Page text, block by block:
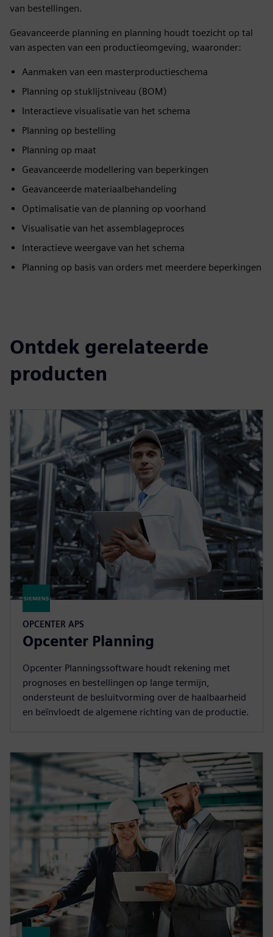
van bestellingen.
Geavanceerde planning en planning houdt toezicht op tal
van aspecten van een productieomgeving, waaronder:
Aanmaken van een masterproductieschema
Planning op stuklijstniveau (BOM)
Interactieve visualisatie van het schema
Planning op bestelling
Planning op maat
Geavanceerde modellering van beperkingen
Geavanceerde materiaalbehandeling
Optimalisatie van de planning op voorhand
Visualisatie van het assemblageproces
Interactieve weergave van het schema
Planning op basis van orders met meerdere beperkingen
Ontdek gerelateerde
producten
OPCENTER APS
Opcenter Planning
Opcenter Planningssoftware houdt rekening met
prognoses en bestellingen op lange termijn,
ondersteunt de besluitvorming over de haalbaarheid
en beïnvloedt de algemene richting van de productie.